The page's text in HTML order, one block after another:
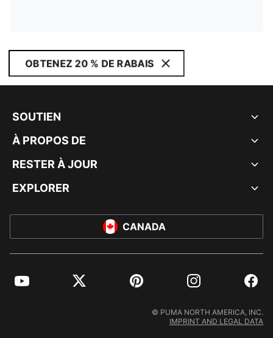
OBTENEZ 20 % DE RABAIS
SOUTIEN
À PROPOS DE
RESTER À JOUR
EXPLORER
CANADA
YouTube Twitter Pinterest Instagram
© PUMA NORTH AMERICA, INC.
IMPRINT AND LEGAL DATA